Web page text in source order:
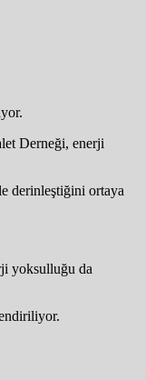
Derneği, enerji
derinleştiğini ortaya
yoksulluğu da